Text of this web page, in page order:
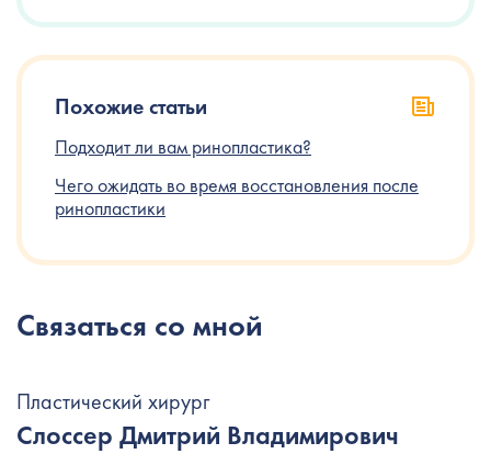
Похожие статьи
Подходит ли вам ринопластика?
Чего ожидать во время восстановления после
ринопластики
Связаться со мной
Пластический хирург
Слоссер Дмитрий Владимирович